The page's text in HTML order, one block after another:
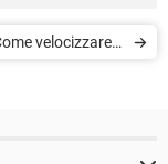
velocizzare o